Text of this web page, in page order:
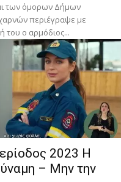
των όμορων Δήμων
περιέγραψε με
του ο αρμόδιος...
2023 Η
– Μην την